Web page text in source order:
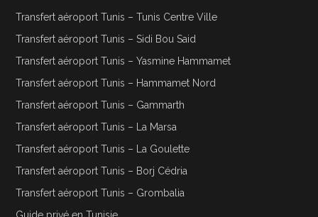
Transfert aéroport Tunis – Tunis Centre Ville
Transfert aéroport Tunis – Sidi Bou Said
Transfert aéroport Tunis – Yasmine Hammamet
Transfert aéroport Tunis – Hammamet Nord
Transfert aéroport Tunis – Gammarth
Transfert aéroport Tunis – La Marsa
Transfert aéroport Tunis – La Goulette
Transfert aéroport Tunis – Borj Cédria
Transfert aéroport Tunis – Grombalia
Guide privé en Tunisie